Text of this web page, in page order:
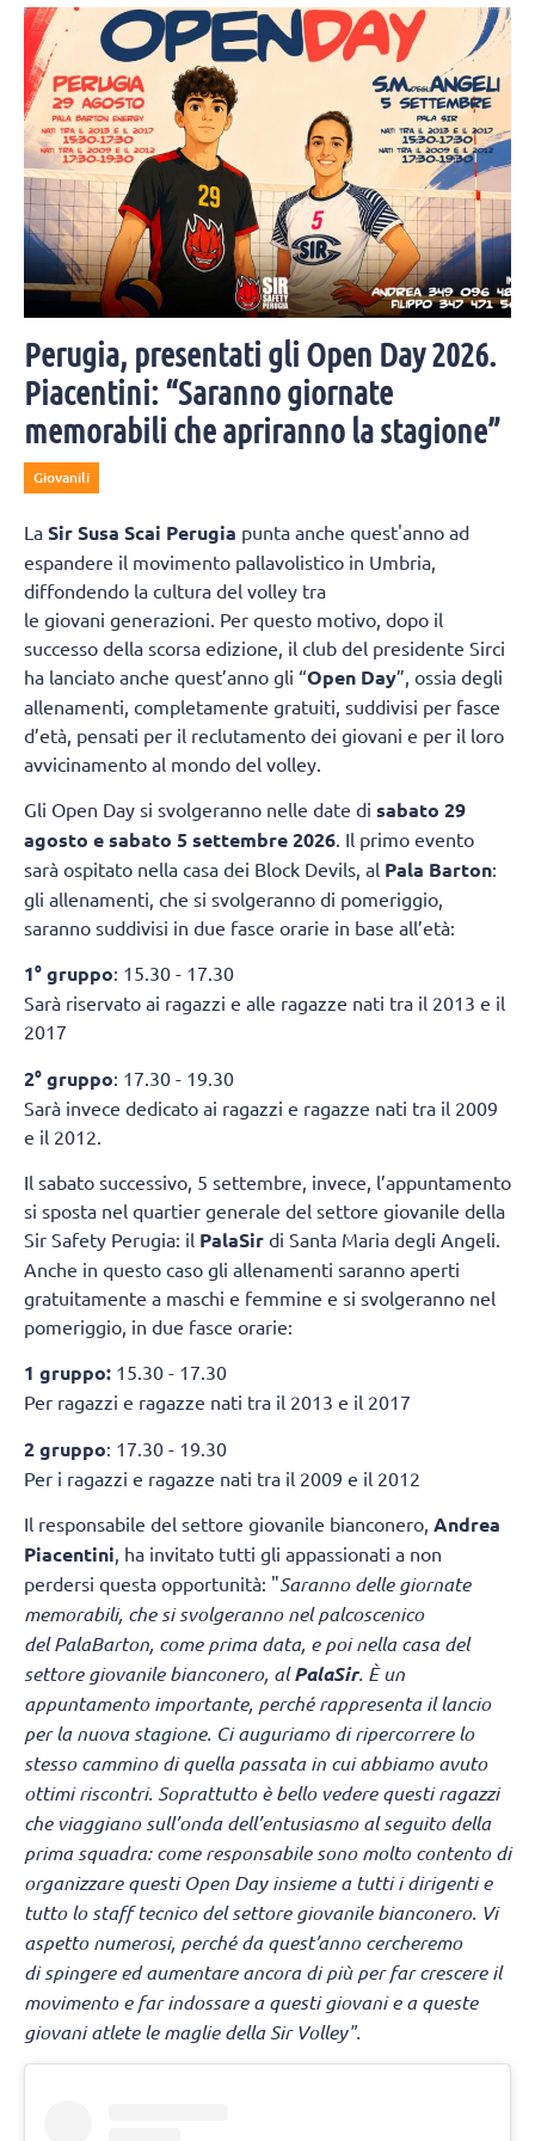
3-2 contro la Svezia. Top scorer per le Azzurre in un match
combattuto è Obossa.
Perugia, presentati gli Open Day 2026.
Piacentini: “Saranno giornate
memorabili che apriranno la stagione”
Giovanili
La Sir Susa Scai Perugia punta anche quest'anno ad
espandere il movimento pallavolistico in Umbria,
diffondendo la cultura del volley tra
le giovani generazioni. Per questo motivo, dopo il
successo della scorsa edizione, il club del presidente Sirci
ha lanciato anche quest’anno gli “Open Day”, ossia degli
allenamenti, completamente gratuiti, suddivisi per fasce
d’età, pensati per il reclutamento dei giovani e per il loro
avvicinamento al mondo del volley.
Gli Open Day si svolgeranno nelle date di sabato 29
agosto e sabato 5 settembre 2026 . Il primo evento
sarà ospitato nella casa dei Block Devils, al Pala Barton:
gli allenamenti, che si svolgeranno di pomeriggio,
saranno suddivisi in due fasce orarie in base all’età:
1° gruppo: 15.30 - 17.30
Sarà riservato ai ragazzi e alle ragazze nati tra il 2013 e il
2017
2° gruppo: 17.30 - 19.30
Sarà invece dedicato ai ragazzi e ragazze nati tra il 2009
e il 2012.
Il sabato successivo, 5 settembre, invece, l’appuntamento
si sposta nel quartier generale del settore giovanile della
Sir Safety Perugia: il PalaSir di Santa Maria degli Angeli.
Anche in questo caso gli allenamenti saranno aperti
gratuitamente a maschi e femmine e si svolgeranno nel
pomeriggio, in due fasce orarie:
1 gruppo: 15.30 - 17.30
Per ragazzi e ragazze nati tra il 2013 e il 2017
2 gruppo: 17.30 - 19.30
Per i ragazzi e ragazze nati tra il 2009 e il 2012
Il responsabile del settore giovanile bianconero, Andrea
Piacentini, ha invitato tutti gli appassionati a non
perdersi questa opportunità: "Saranno delle giornate
memorabili, che si svolgeranno nel palcoscenico
del PalaBarton, come prima data, e poi nella casa del
settore giovanile bianconero, alPalaSir. È un
appuntamento importante, perché rappresenta il lancio
per la nuova stagione. Ci auguriamo di ripercorrere lo
stesso cammino di quella passata in cui abbiamo avuto
ottimi riscontri. Soprattutto è bello vedere questi ragazzi
che viaggiano sull’onda dell’entusiasmo al seguito della
prima squadra: come responsabile sono molto contento di
organizzare questi Open Day insieme a tutti i dirigenti e
tutto lo staff tecnico del settore giovanile bianconero. Vi
aspetto numerosi, perché da quest’anno cercheremo
di spingere ed aumentare ancora di più per far crescere il
movimento e far indossare a questi giovani e a queste
giovani atlete le maglie della Sir Volley".